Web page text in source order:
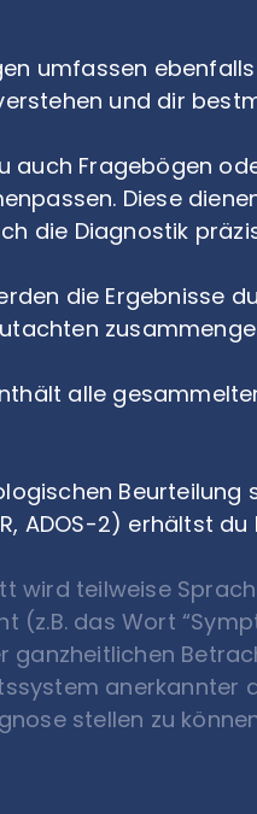
umfassen
und dir
auch Fragebögen
Diese
die Diagnostik
die Ergebnisse
alle
ADOS-2) erhältst du
wird teilweise
(z.B. das Wort
ganzheitlichen
stellen zu